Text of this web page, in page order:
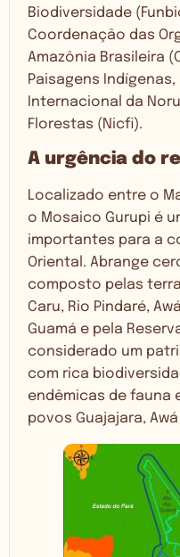
Biodiversidade
Coordenação das
Amazônia Brasileira
Paisagens
Internacional da
Florestas (Nicfi).
A urgência do
Localizado entre o
o Mosaico Gurupi é
importantes para a
Oriental. Abrange
composto pelas
Caru, Rio Pindaré,
Guamá e pela
considerado um
com rica
endêmicas de fauna
povos Guajajara, Awá